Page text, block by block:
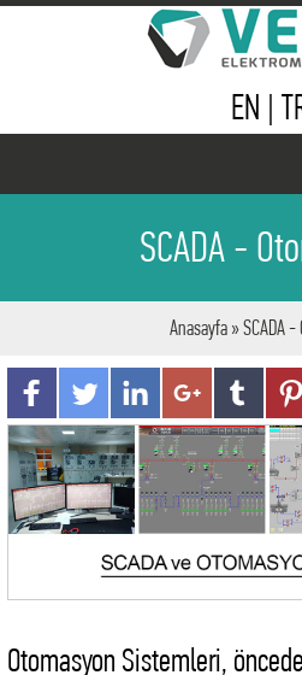
EN |
SCADA -
Anasayfa » SCADA
Otomasyon Sistemleri,